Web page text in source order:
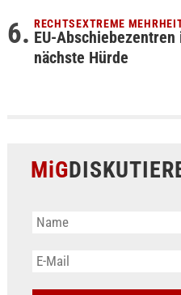
RECHTSEXTREME
EU-
nächste Hürde
MiG